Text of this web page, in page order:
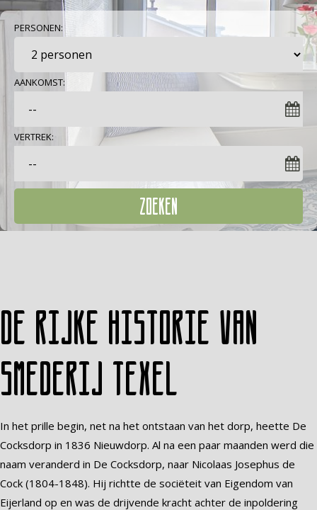
PERSONEN:
AANKOMST:
VERTREK:
ZOEKEN
De rijke historie van
Smederij Texel
In het prille begin, net na het ontstaan van het dorp, heette De
Cocksdorp in 1836 Nieuwdorp. Al na een paar maanden werd die
naam veranderd in De Cocksdorp, naar Nicolaas Josephus de
Cock (1804-1848). Hij richtte de sociëteit van Eigendom van
Eijerland op en was de drijvende kracht achter de inpoldering